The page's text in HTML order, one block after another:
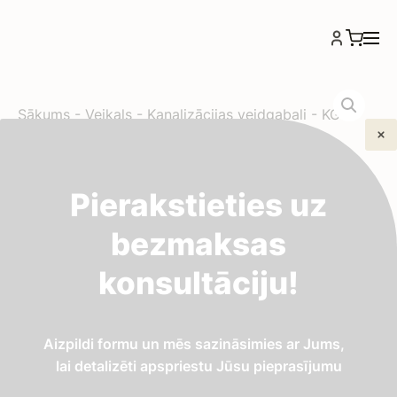
Sākums-Veikals-Kanalizācijas veidgabali - KGU
Ø160 remontuzmava
KG sistēmas ārējās kanalizācijas remontuzmava
(Ø160 mm) cauruļu savienojumiem un trases
remontam bez galu papildu apstrādes.
Pierakstieties uz
bezmaksas
konsultāciju!
Aizpildi formu un mēs sazināsimies ar Jums,
lai detalizēti apspriestu Jūsu pieprasījumu